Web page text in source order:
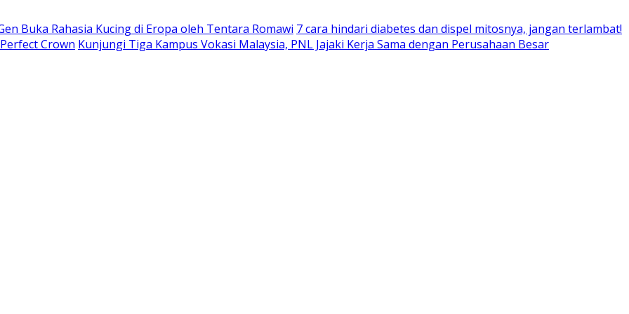
Buka Rahasia Kucing di Eropa oleh Tentara Romawi 7 cara hindari diabetes dan dispel mitosnya, jangan terlambat!
Crown Kunjungi Tiga Kampus Vokasi Malaysia, PNL Jajaki Kerja Sama dengan Perusahaan Besar